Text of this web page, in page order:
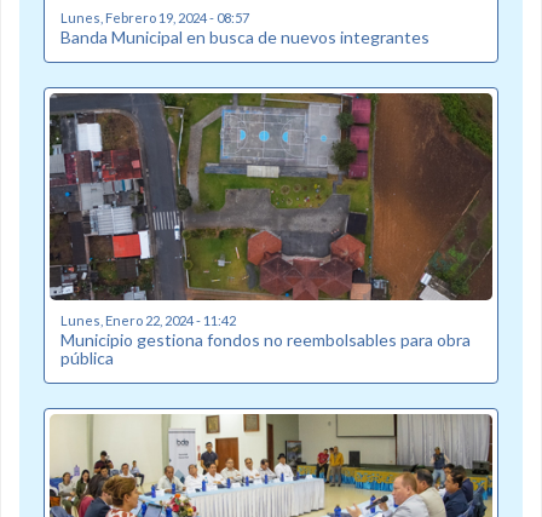
Lunes, Febrero 19, 2024 - 08:57
Banda Municipal en busca de nuevos integrantes
Lunes, Enero 22, 2024 - 11:42
Municipio gestiona fondos no reembolsables para obra
pública